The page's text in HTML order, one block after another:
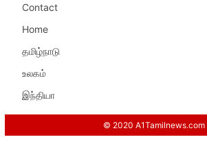
Contact
Home
தமிழ்நாடு
உலகம்
இந்தியா
© 2020 A1Tamilnews.com